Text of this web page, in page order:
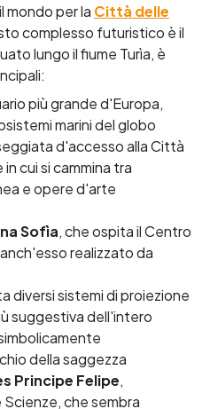
mondo per la Città delle
complesso futuristico è il
lungo il fiume Turìa, è
più grande d'Europa,
marini del globo
d'accesso alla Città
cui si cammina tra
e opere d'arte
Sofìa, che ospita il Centro
realizzato da
diversi sistemi di proiezione
suggestiva dell'intero
della saggezza
Principe Felipe,
che sembra